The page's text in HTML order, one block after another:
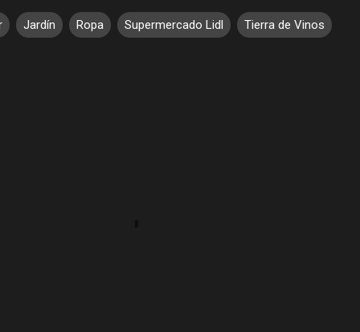
Jardín Ropa Supermercado Lidl Tierra de Vinos